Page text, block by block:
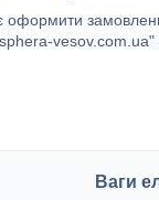
Ваги